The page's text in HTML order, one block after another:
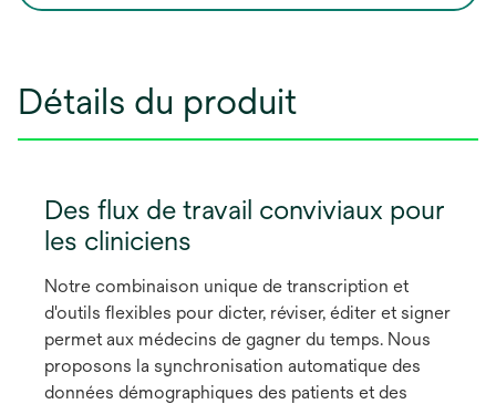
Détails du produit
Des flux de travail conviviaux pour
les cliniciens
Notre combinaison unique de transcription et
d'outils flexibles pour dicter, réviser, éditer et signer
permet aux médecins de gagner du temps. Nous
proposons la synchronisation automatique des
données démographiques des patients et des